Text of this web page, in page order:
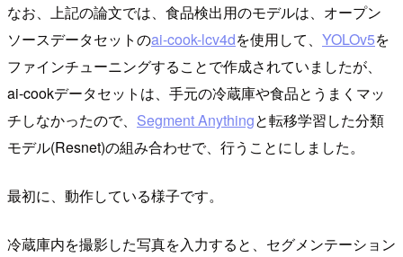
なお、上記の論文では、食品検出用のモデルは、オープン
ソースデータセットのai-cook-lcv4dを使用して、 YOLOv5を
ファインチューニングすることで作成されていましたが、
ai-cookデータセットは、手元の冷蔵庫や食品とうまくマッ
チしなかったので、 Segment Anythingと転移学習した分類
モデル(Resnet)の組み合わせで、行うことにしました。
最初に、動作している様子です。
冷蔵庫内を撮影した写真を入力すると、セグメンテーション